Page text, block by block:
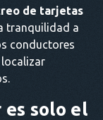
de tarjetas
tranquilidad a
conductores
localizar
es solo el